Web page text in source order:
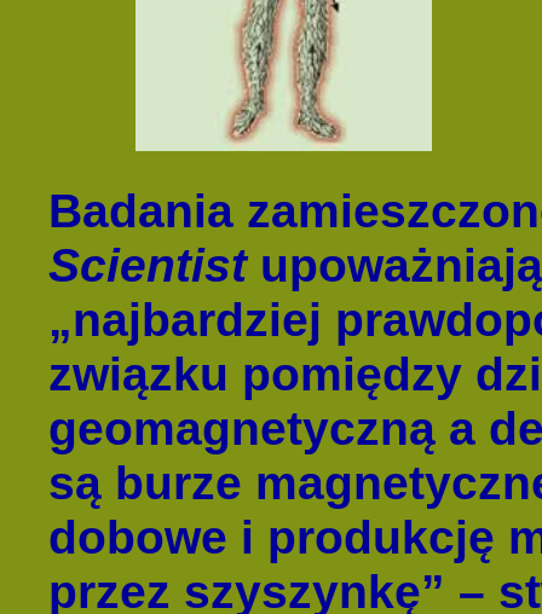
Badania
Scientist
„najbardziej
związku pomiędzy
geomagnetyczną a
są burze
dobowe i produkcję
przez szyszynkę” –